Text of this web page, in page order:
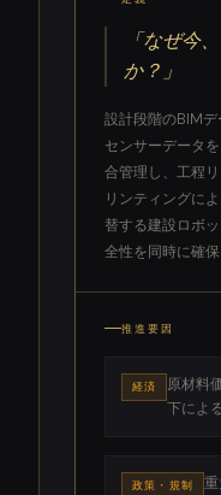
「なぜ今
か？」
設計段階のBIM
センサーデータ
合管理し、工程
リンティングに
替する建設ロボ
全性を同時に確保
推進要因
経済
原材料
下によ
政策・規制